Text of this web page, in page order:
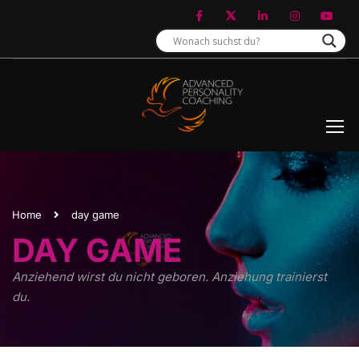
Home day game
DAY GAME
Anziehend wirst du nicht geboren. Anziehung trainierst
du.